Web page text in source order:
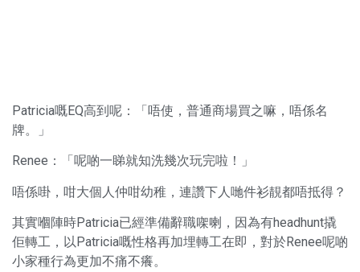
Patricia嘅EQ高到呢：「唔使，普通商場買之嘛，唔係名
牌。」
Renee：「呢啲一睇就知洗幾次玩完啦！」
唔係啩，咁大個人仲咁幼稚，連讚下人哋件衫靚都唔抵得？
其實嗰陣時Patricia已經準備辭職㗎喇，因為有headhunt撬
佢轉工，以Patricia嘅性格再加埋轉工在即，對於Renee呢啲
小家種行為更加不痛不癢。